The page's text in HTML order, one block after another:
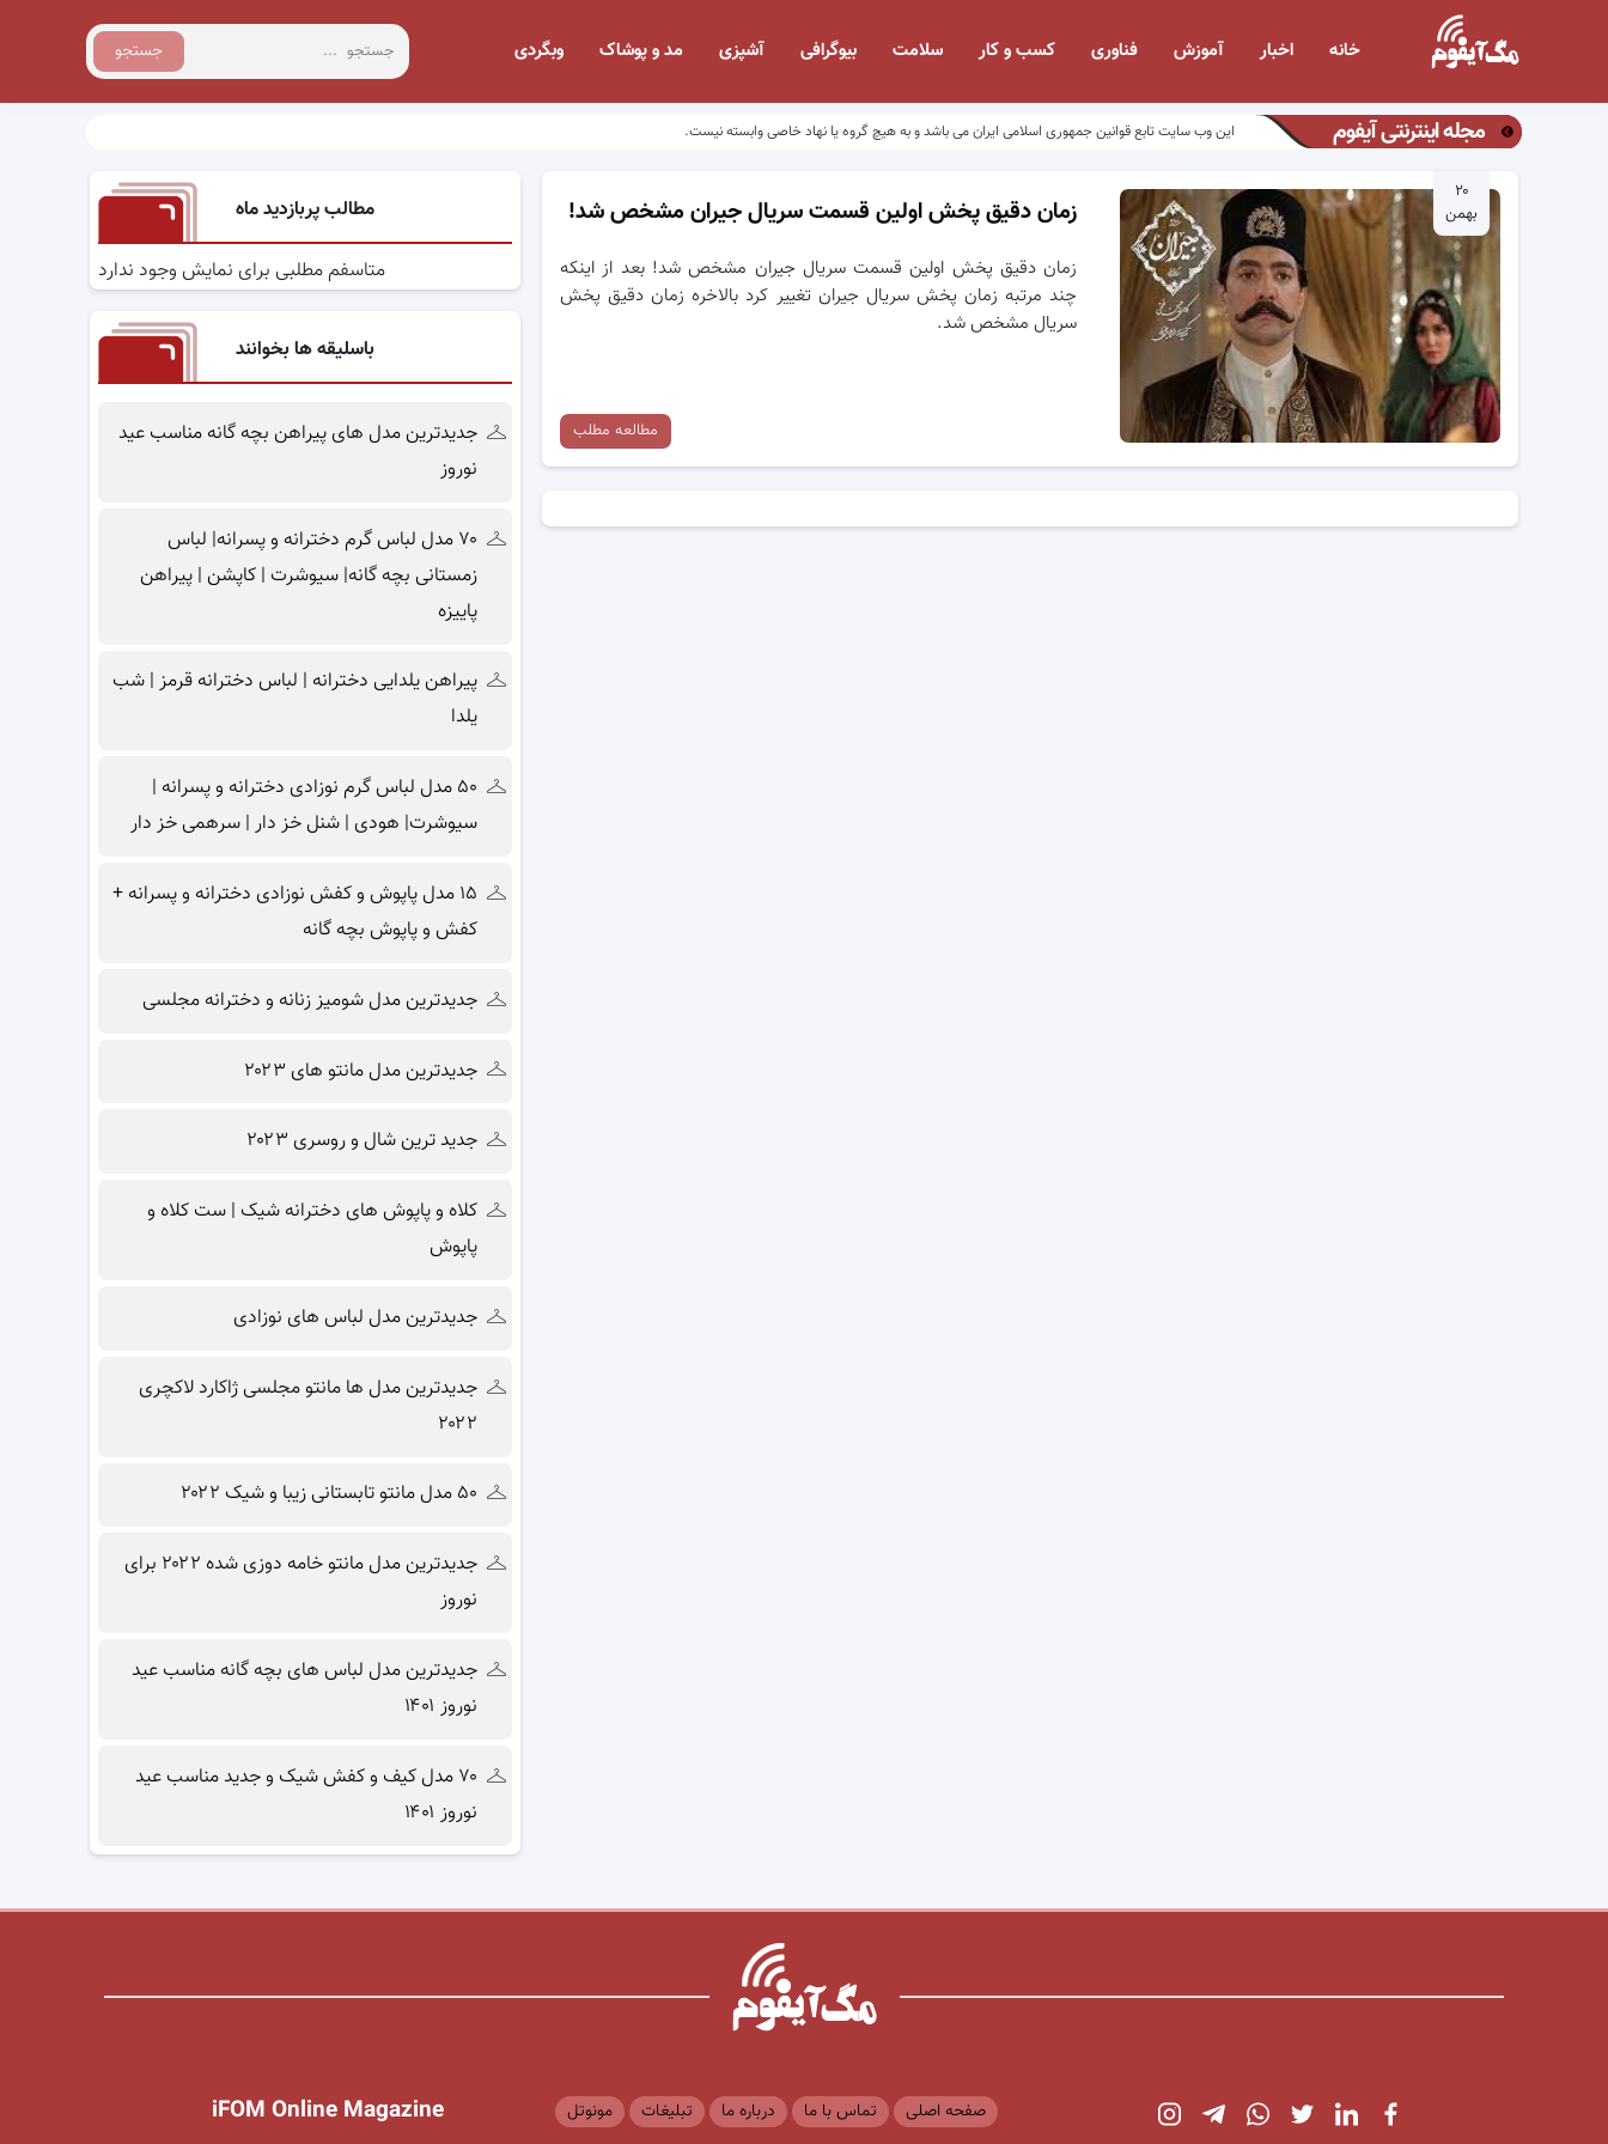
جستجو خانه اخبار آموزش فناوری کسب و کار سلامت بیوگرافی آشپزی مد و پوشاک وبگردی
مجله اینترنتی آیفوم این وب سایت تابع قوانین جمهوری اسلامی ایران می باشد و به هیچ گروه یا نهاد خاصی وابسته نیست.
۲۰
بهمن
زمان دقیق پخش اولین قسمت سریال جیران مشخص شد!
زمان دقیق پخش اولین قسمت سریال جیران مشخص شد! بعد از اینکه
چند مرتبه زمان پخش سریال جیران تغییر کرد بالاخره زمان دقیق پخش
سریال مشخص شد.
مطالعه مطلب
مطالب پربازدید ماه
متاسفم مطلبی برای نمایش وجود ندارد
باسلیقه ها بخوانند
جدیدترین مدل های پیراهن بچه گانه مناسب عید
نوروز
۷۰ مدل لباس گرم دخترانه و پسرانه| لباس
زمستانی بچه گانه| سیوشرت | کاپشن | پیراهن
پاییزه
پیراهن یلدایی دخترانه | لباس دخترانه قرمز | شب
یلدا
۵۰ مدل لباس گرم نوزادی دخترانه و پسرانه |
سیوشرت| هودی | شنل خز دار | سرهمی خز دار
۱۵ مدل پاپوش و کفش نوزادی دخترانه و پسرانه +
کفش و پاپوش بچه گانه
جدیدترین مدل شومیز زنانه و دخترانه مجلسی
جدیدترین مدل مانتو های ۲۰۲۳
جدید ترین شال و روسری ۲۰۲۳
کلاه و پاپوش های دخترانه شیک | ست کلاه و
پاپوش
جدیدترین مدل لباس های نوزادی
جدیدترین مدل ها مانتو مجلسی ژاکارد لاکچری
۲۰۲۲
۵۰ مدل مانتو تابستانی زیبا و شیک ۲۰۲۲
جدیدترین مدل مانتو خامه دوزی شده ۲۰۲۲ برای
نوروز
جدیدترین مدل لباس های بچه گانه مناسب عید
نوروز ۱۴۰۱
۷۰ مدل کیف و کفش شیک و جدید مناسب عید
نوروز ۱۴۰۱
iFOM Online Magazine صفحه اصلی تماس با ما درباره ما تبلیغات مونوتل